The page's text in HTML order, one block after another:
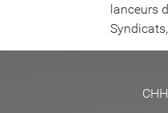
lanceurs